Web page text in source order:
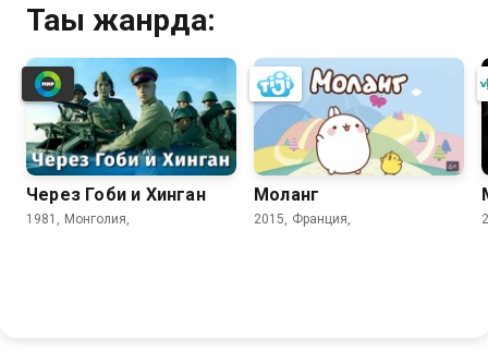
Тағы жанрда:
Через Гоби и Хинган
1981, Монголия,
Моланг
2015, Франция,